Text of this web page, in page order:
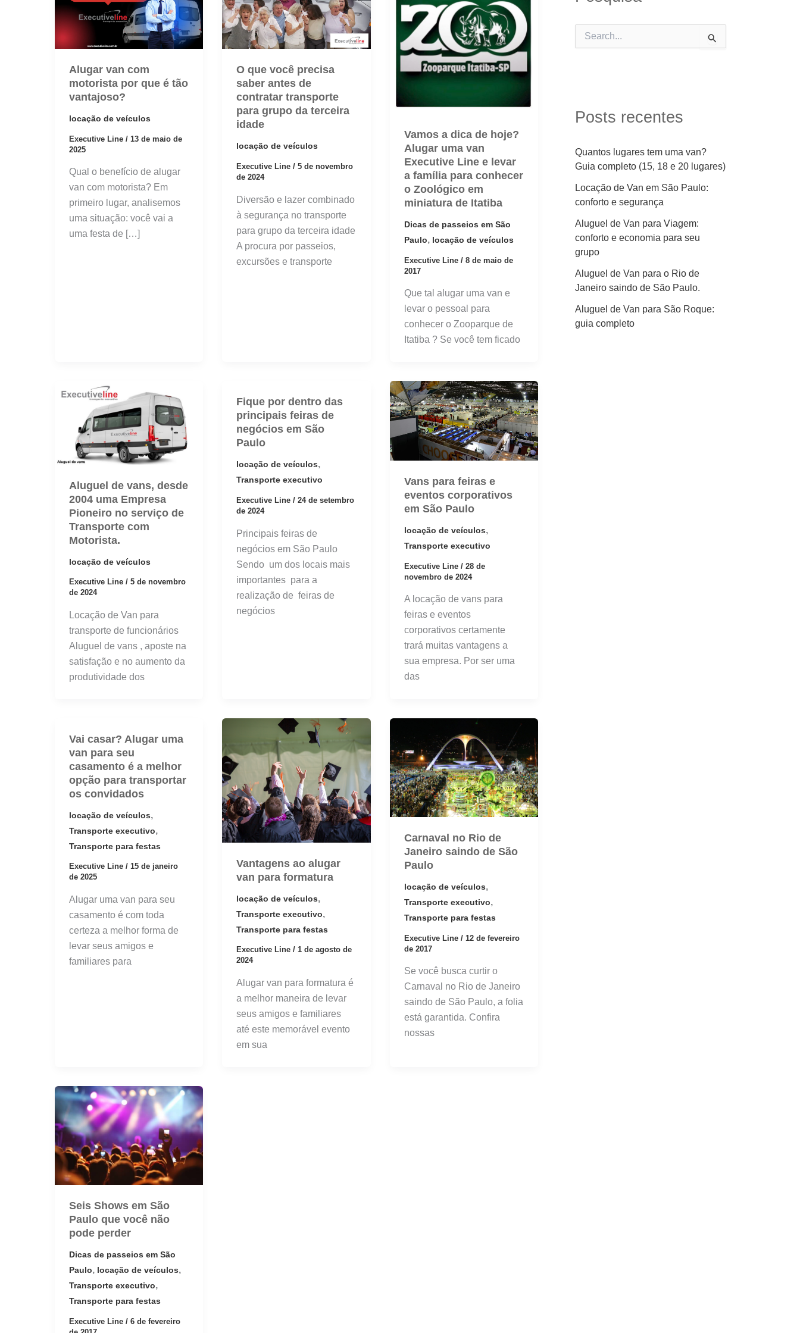
Alugar van com
motorista por que é tão
vantajoso?
locação de veículos
Executive Line / 13 de maio de
2025
Qual o benefício de alugar
van com motorista? Em
primeiro lugar, analisemos
uma situação: você vai a
uma festa de […]
O que você precisa
saber antes de
contratar transporte
para grupo da terceira
idade
locação de veículos
Executive Line/5 de novembro
de 2024
Diversão e lazer combinado
à segurança no transporte
para grupo da terceira idade
A procura por passeios,
excursões e transporte
Vamos a dica de hoje?
Alugar uma van
Executive Line e levar
a família para conhecer
o Zoológico em
miniatura de Itatiba
Dicas de passeios em São
Paulo, locação de veículos
Executive Line / 8 de maio de
2017
Que tal alugar uma van e
levar o pessoal para
conhecer o Zooparque de
Itatiba ? Se você tem ficado
Aluguel de vans, desde
2004 uma Empresa
Pioneiro no serviço de
Transporte com
Motorista.
locação de veículos
Executive Line / 5 de novembro
de 2024
Locação de Van para
transporte de funcionários
Aluguel de vans , aposte na
satisfação e no aumento da
produtividade dos
Fique por dentro das
principais feiras de
negócios em São
Paulo
locação de veículos,
Transporte executivo
Executive Line/24 de setembro
de 2024
Principais feiras de
negócios em São Paulo
Sendo um dos locais mais
importantes para a
realização de feiras de
negócios
Vans para feiras e
eventos corporativos
em São Paulo
locação de veículos,
Transporte executivo
Executive Line / 28 de
novembro de 2024
A locação de vans para
feiras e eventos
corporativos certamente
trará muitas vantagens a
sua empresa. Por ser uma
das
Vai casar? Alugar uma
van para seu
casamento é a melhor
opção para transportar
os convidados
locação de veículos,
Transporte executivo,
Transporte para festas
Executive Line / 15 de janeiro
de 2025
Alugar uma van para seu
casamento é com toda
certeza a melhor forma de
levar seus amigos e
familiares para
Vantagens ao alugar
van para formatura
locação de veículos,
Transporte executivo,
Transporte para festas
Executive Line/1 de agosto de
2024
Alugar van para formatura é
a melhor maneira de levar
seus amigos e familiares
até este memorável evento
em sua
Carnaval no Rio de
Janeiro saindo de São
Paulo
locação de veículos,
Transporte executivo,
Transporte para festas
Executive Line / 12 de fevereiro
de 2017
Se você busca curtir o
Carnaval no Rio de Janeiro
saindo de São Paulo, a folia
está garantida. Confira
nossas
Seis Shows em São
Paulo que você não
pode perder
Dicas de passeios em São
Paulo, locação de veículos,
Transporte executivo,
Transporte para festas
Executive Line / 6 de fevereiro
e
a
o
r
Posts recentes
Quantos lugares tem uma van?
Guia completo (15, 18 e 20 lugares)
Locação de Van em São Paulo:
conforto e segurança
Aluguel de Van para Viagem:
conforto e economia para seu
grupo
Aluguel de Van para o Rio de
Janeiro saindo de São Paulo.
Aluguel de Van para São Roque:
guia completo